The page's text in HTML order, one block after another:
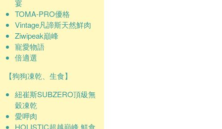
宴
TOMA-PRO優格
Vintage凡諦斯天然鮮肉
Ziwipeak巔峰
寵愛物語
倍適選
【狗狗凍乾、生食】
紐崔斯SUBZERO頂級無
穀凍乾
愛呷肉
HOLISTIC超越巔峰 鮮食